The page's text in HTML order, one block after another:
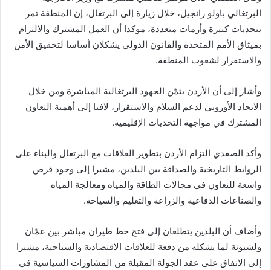
البرتغالي باولو رانجيل، خلال زيارة إلى البرتغال، إن المنطقة تمر
بتحديات كبيرة وأزمات متعددة، مؤكدا أن العمل المشترك والالتزام
بميثاق الأمم المتحدة والقانون الدولي يشكلان أساسا لتحقيق الأمن
والاستقرار لشعوب المنطقة.
وأشار إلى أن الأردن يثمّن الجهود البرتغالية المباشرة ومن خلال
الاتحاد الأوروبي لدعم السلام والاستقرار، لافتا إلى أهمية التعاون
المشترك في مواجهة التحديات الإقليمية.
وأكد الصفدي التزام الأردن بتطوير العلاقات مع البرتغال والبناء على
الروابط التاريخية والصداقة بين البلدين، مشيرا إلى وجود فرص
واسعة للتعاون في مجالات الطاقة والمياه ومعالجة المياه
والصناعات الدفاعية والزراعة والتعليم والسياحة.
وأضاف أن البلدين يتطلعان إلى فتح خط طيران مباشر بين عمّان
ولشبونة لما يشكله من دفعة للعلاقات الاقتصادية والسياحية، مشيرا
إلى الاتفاق على عقد الجولة المقبلة من المشاورات السياسية في